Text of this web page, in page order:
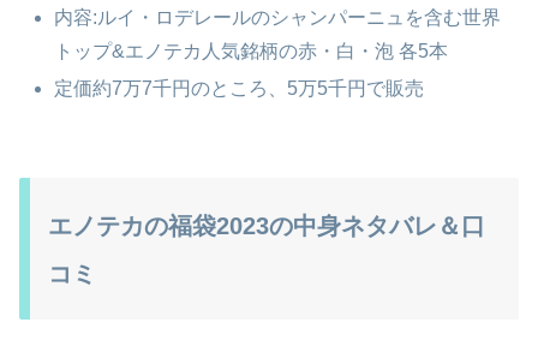
内容:ルイ・ロデレールのシャンパーニュを含む世界
トップ&エノテカ人気銘柄の赤・白・泡 各5本
定価約7万7千円のところ、5万5千円で販売
エノテカの福袋2023の中身ネタバレ＆口
コミ